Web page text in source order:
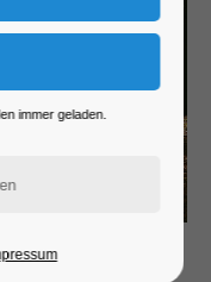
immer geladen.